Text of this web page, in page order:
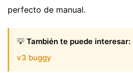
perfecto de manual.
💡 También te puede interesar:
v3 buggy